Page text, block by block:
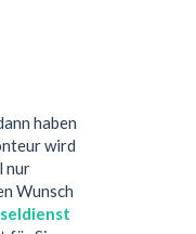
haben
wird
nur
Wunsch